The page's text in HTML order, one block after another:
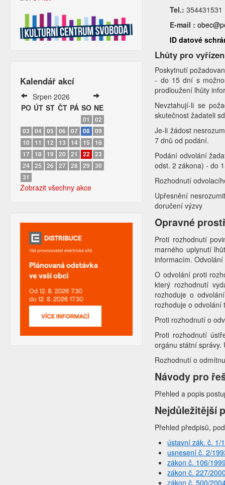
Kalendář akcí
Srpen 2026
PO ÚT ST ČT PÁ SO NE
01
02
03
04 05 06 07 08 09
10
11 12 13 14 15
16
17 18 19 20 21 22
23
24
25 26 27 28 29
30
31
Zobrazit všechny akce
Tel.: 354431531
E-mail :
ID datové
Lhůty pro
Poskytnutí
- do 15 dní s
prodloužení lhůty
Nevztahují-li se
skutečnost žadateli
Je-li žádost
7 dnů od podání.
Podání odvolání
odst. 2 zákona) - do
Rozhodnutí
Upřesnění
doručení výzvy
Opravné
Proti rozhodnutí
marného uplynutí
informacím.
O odvolání proti
který rozhodnutí
rozhoduje o
rozhoduje o odvolání
Proti rozhodnutí o
Proti rozhodnutí
orgánu státní
Rozhodnutí o
Návody pro
Přehled a popis
Nejdůležitější
Přehled předpisů,
ústavní zák. č. 1/
usnesení č. 2/
zákon č. 106/
zákon č. 227/
zákon č. 500/